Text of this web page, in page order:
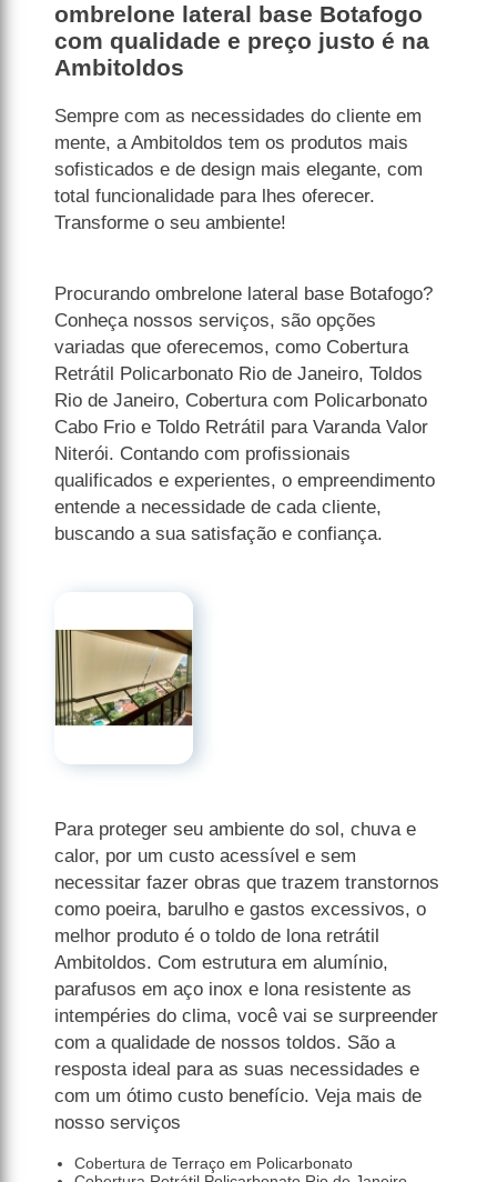
ombrelone lateral base Botafogo
com qualidade e preço justo é na
Ambitoldos
Sempre com as necessidades do cliente em
mente, a Ambitoldos tem os produtos mais
sofisticados e de design mais elegante, com
total funcionalidade para lhes oferecer.
Transforme o seu ambiente!
Procurando ombrelone lateral base Botafogo?
Conheça nossos serviços, são opções
variadas que oferecemos, como Cobertura
Retrátil Policarbonato Rio de Janeiro, Toldos
Rio de Janeiro, Cobertura com Policarbonato
Cabo Frio e Toldo Retrátil para Varanda Valor
Niterói. Contando com profissionais
qualificados e experientes, o empreendimento
entende a necessidade de cada cliente,
buscando a sua satisfação e confiança.
Para proteger seu ambiente do sol, chuva e
calor, por um custo acessível e sem
necessitar fazer obras que trazem transtornos
como poeira, barulho e gastos excessivos, o
melhor produto é o toldo de lona retrátil
Ambitoldos. Com estrutura em alumínio,
parafusos em aço inox e lona resistente as
intempéries do clima, você vai se surpreender
com a qualidade de nossos toldos. São a
resposta ideal para as suas necessidades e
com um ótimo custo benefício. Veja mais de
nosso serviços
Cobertura de Terraço em Policarbonato